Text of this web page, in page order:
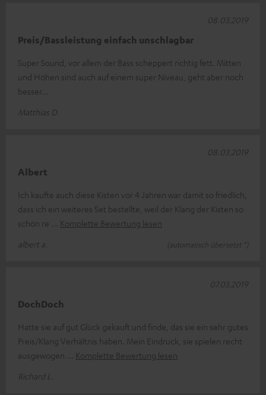
Preis/Bassleistung einfach unschlagbar
Super Sound, vor allem der Bass scheppert richtig fett. Mitten
und Höhen sind auch auf einem super Niveau, geht aber noch
besser...
Matthias D.
08.03.2019
Albert
Ich kaufte auch diese Kisten vor 4 Jahren war damit so friedlich,
dass ich ein weiteres Set bestellte, weil der Klang der Kisten so
schön re
Komplette Bewertung lesen
albert a.
(automatisch übersetzt *)
08.03.2019
DochDoch
Hatte sie auf gut Glück gekauft und finde, das sie ein sehr gutes
Preis/Klang Verhältnis haben. Mein Eindruck, sie spielen recht
ausgewogen
Komplette Bewertung lesen
Richard L.
07.03.2019